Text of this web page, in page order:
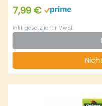
7,99 €
inkl. gesetzlicher MwSt.